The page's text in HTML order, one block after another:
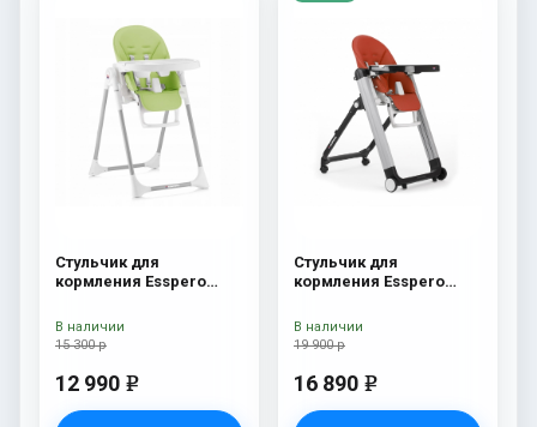
Стульчик для
кормления Esspero
15 300 р
12 990 e
В наличии
Стульчик для
кормления Esspero
19 900 р
16 890 e
В наличии